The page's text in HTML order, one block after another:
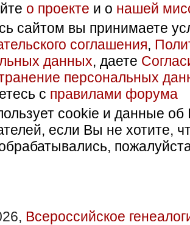
о проекте и о нашей
сайтом вы принимаете
соглашения,
данных, даете
персональных
с правилами форума
cookie и данные об
если Вы не хотите,
Всероссийское